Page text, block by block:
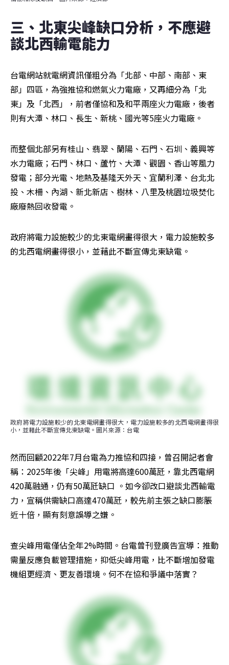
三、北東尖峰缺口分析，不應避
談北西輸電能力
台電網站就電網資訊僅粗分為「北部、中部、南部、東
部」四區，為強推協和燃氣火力電廠，又再細分為「北
東」及「北西」，前者僅協和及和平兩座火力電廠，後者
則有大潭、林口、長生、新桃、國光等5座火力電廠。
而整個北部另有桂山、翡翠、蘭陽、石門、石圳、義興等
水力電廠；石門、林口、蘆竹、大潭、觀園、香山等風力
發電；部分光電、地熱及基隆天外天、宜蘭利澤、台北北
投、木柵、內湖、新北新店、樹林、八里及桃園垃圾焚化
廠廢熱回收發電。
政府將電力設施較少的北東電網畫得很大，電力設施較多
的北西電網畫得很小，並藉此不斷宣傳北東缺電。
政府將電力設施較少的北東電網畫得很大，電力設施較多的北西電網畫得很
小，並藉此不斷宣傳北東缺電。圖片來源：台電
然而回顧2022年7月台電為力推協和四接，曾召開記者會
稱：2025年後「尖峰」用電將高達600萬瓩，靠北西電網
420萬融通，仍有50萬瓩缺口 。如今卻改口避談北西輸電
力，宣稱供需缺口高達470萬瓩，較先前主張之缺口膨脹
近十倍，顯有刻意誤導之嫌。
查尖峰用電僅佔全年2%時間。台電曾刊登廣告宣導：推動
需量反應負載管理措施，抑低尖峰用電，比不斷增加發電
機組更經濟、更友善環境。何不在協和爭議中落實？